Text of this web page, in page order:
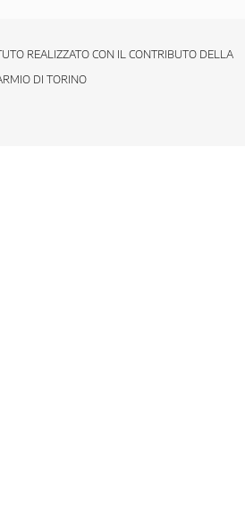
REALIZZATO CON IL CONTRIBUTO DELLA
DI TORINO